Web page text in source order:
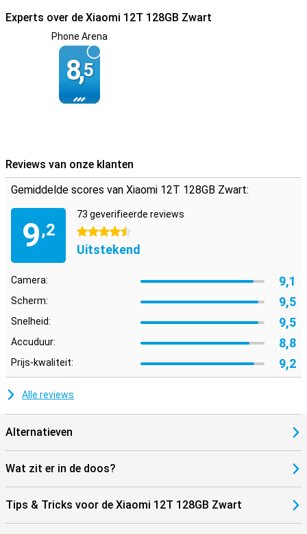
Experts over de Xiaomi 12T 128GB Zwart
Phone Arena
8,5
Reviews van onze klanten
Gemiddelde scores van Xiaomi 12T 128GB Zwart:
9,2
73 geverifieerde reviews
4.5 sterren
Uitstekend
Camera: 9,1
Scherm: 9,5
Snelheid: 9,5
Accuduur: 8,8
Prijs-kwaliteit: 9,2
Alle reviews
Alternatieven
Wat zit er in de doos?
Tips & Tricks voor de Xiaomi 12T 128GB Zwart